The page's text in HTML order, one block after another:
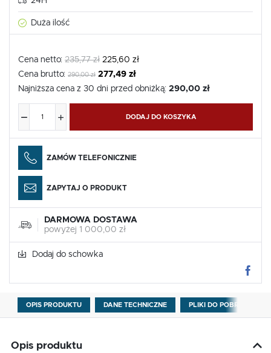
Duża ilość
Cena netto: 235,77 zł 225,60 zł
Cena brutto: 290,00 zł 277,49 zł
Najniższa cena z 30 dni przed obniżką: 290,00 zł
DODAJ DO KOSZYKA
ZAMÓW TELEFONICZNIE
ZAPYTAJ O PRODUKT
DARMOWA DOSTAWA
powyżej 1 000,00 zł
Dodaj do schowka
OPIS PRODUKTU DANE TECHNICZNE PLIKI DO POBRANIA
Opis produktu